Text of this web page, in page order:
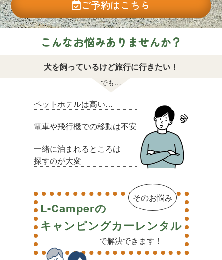
ご予約はこちら
こんなお悩みありませんか？
犬を飼っているけど旅行に行きたい！
ペットホテルは高い…
電車や飛行機での移動は不安
一緒に泊まれるところは
探すのが大変
そのお悩み
L-Camperの
キャンピングカーレンタル
で解決できます！